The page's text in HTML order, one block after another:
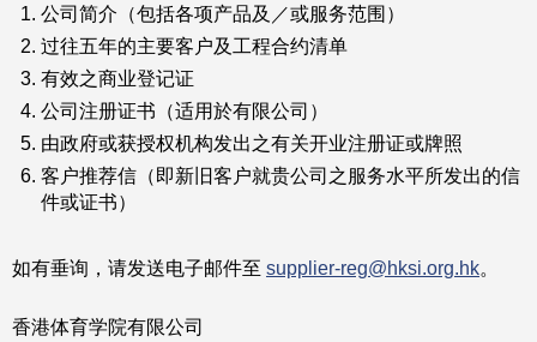
公司简介（包括各项产品及／或服务范围）
过往五年的主要客户及工程合约清单
有效之商业登记证
公司注册证书（适用於有限公司）
由政府或获授权机构发出之有关开业注册证或牌照
客户推荐信（即新旧客户就贵公司之服务水平所发出的信
件或证书）
如有垂询，请发送电子邮件至 supplier-reg@hksi.org.hk。
香港体育学院有限公司